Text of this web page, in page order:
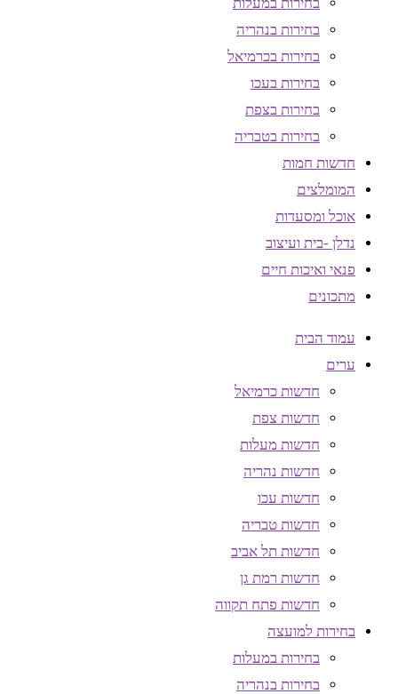
בחירות בנהריה
בחירות בכרמיאל
בחירות בעכו
בחירות בצפת
בחירות בטבריה
חדשות חמות
המומלצים
אוכל ומסעדות
נדלן -בית ועיצוב
פנאי ואיכות חיים
מתכונים
עמוד הבית
ערים
חדשות כרמיאל
חדשות צפת
חדשות מעלות
חדשות נהריה
חדשות עכו
חדשות טבריה
חדשות תל אביב
חדשות רמת גן
חדשות פתח תקווה
בחירות למועצה
בחירות במעלות
בחירות בנהריה